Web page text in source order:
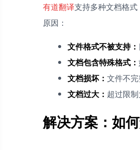
有道翻译支持多种文档格
原因：
文件格式不被支持：
文档包含特殊格式：
文档损坏： 文件不
文档过大： 超过限制
解决方案：如